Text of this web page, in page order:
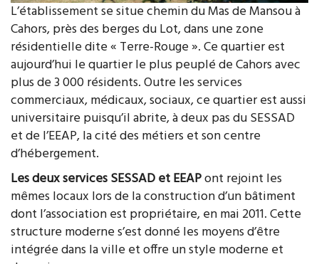
L’établissement se situe chemin du Mas de Mansou à
Cahors, près des berges du Lot, dans une zone
résidentielle dite « Terre-Rouge ». Ce quartier est
aujourd’hui le quartier le plus peuplé de Cahors avec
plus de 3 000 résidents. Outre les services
commerciaux, médicaux, sociaux, ce quartier est aussi
universitaire puisqu’il abrite, à deux pas du SESSAD
et de l’EEAP, la cité des métiers et son centre
d’hébergement.
Les deux services SESSAD et EEAPont rejoint les
mêmes locaux lors de la construction d’un bâtiment
dont l’association est propriétaire, en mai 2011. Cette
structure moderne s’est donné les moyens d’être
intégrée dans la ville et offre un style moderne et